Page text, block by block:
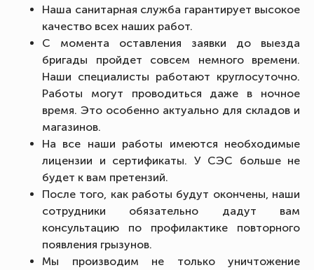
Наша санитарная служба гарантирует высокое
качество всех наших работ.
С момента оставления заявки до выезда
бригады пройдет совсем немного времени.
Наши специалисты работают круглосуточно.
Работы могут проводиться даже в ночное
время. Это особенно актуально для складов и
магазинов.
На все наши работы имеются необходимые
лицензии и сертификаты. У СЭС больше не
будет к вам претензий.
После того, как работы будут окончены, наши
сотрудники обязательно дадут вам
консультацию по профилактике повторного
появления грызунов.
Мы производим не только уничтожение